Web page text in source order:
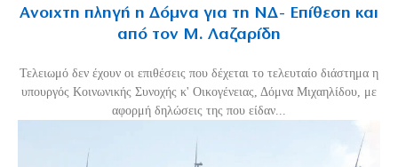
Ανοιχτη πληγή η Δόμνα για τη ΝΔ- Επίθεση και
από τον Μ. Λαζαρίδη
Τελειωμό δεν έχουν οι επιθέσεις που δέχεται το τελευταίο διάστημα η
υπουργός Κοινωνικής Συνοχής κ' Οικογένειας, Δόμνα Μιχαηλίδου, με
αφορμή δηλώσεις της που είδαν...